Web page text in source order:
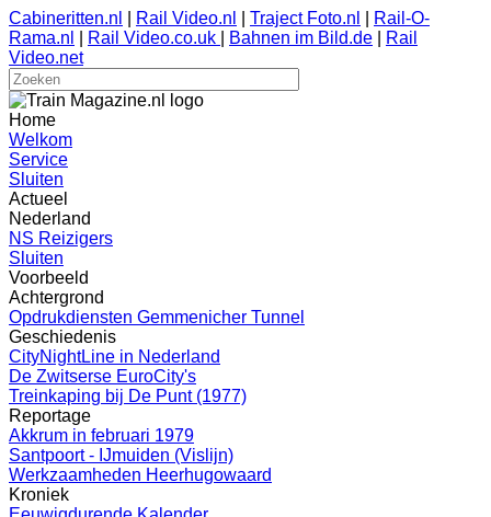
Cabineritten.nl Rail Video.nl Traject Foto.nl
Rail-O-
Rama.nl
Rail Video.co.uk Bahnen im Bild.de
Rail
Video.net
Home
Welkom
Service
Sluiten
Actueel
Nederland
NS Reizigers
Sluiten
Voorbeeld
Achtergrond
Opdrukdiensten Gemmenicher Tunnel
Geschiedenis
CityNightLine in Nederland
De Zwitserse EuroCity's
Treinkaping bij De Punt (1977)
Reportage
Akkrum in februari 1979
Santpoort - IJmuiden (Vislijn)
Werkzaamheden Heerhugowaard
Kroniek